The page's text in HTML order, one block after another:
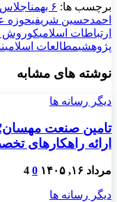
برچسب ها: ۶ بهمن اجلاس
احمدحسین شریفیحوزه
ارتباطات اسلامیکوروش
پژوهشیمطالعات اسلامی
نوشته های مشابه
دیگر رسانه ها
تامین صنعت
ارائه راهکارهای
مرداد ۱۶, ۱۴۰۵ 0
4
دیگر رسانه ها